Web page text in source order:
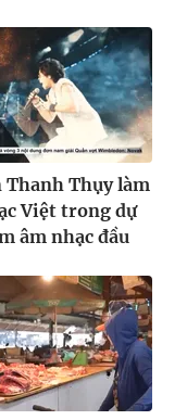
Thanh Thụy làm
Việt trong dự
âm nhạc đầu